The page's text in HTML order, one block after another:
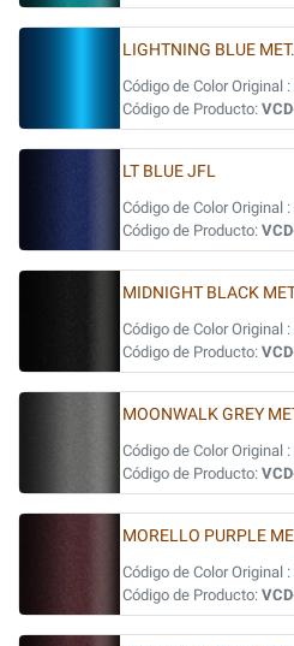
LIGHTNING BLUE MET.
Código de Color Original :
Código de Producto:
LT BLUE JFL
Código de Color Original :
Código de Producto:
MIDNIGHT BLACK
Código de Color Original :
Código de Producto:
MOONWALK GREY
Código de Color Original :
Código de Producto:
MORELLO PURPLE
Código de Color Original :
Código de Producto: